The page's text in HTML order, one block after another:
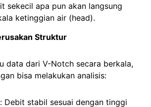
sekecil apa pun akan langsung
ketinggian air (head).
Struktur
data dari V-Notch secara berkala,
bisa melakukan analisis:
Debit stabil sesuai dengan tinggi